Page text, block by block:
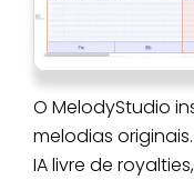
O MelodyStudio
melodias
IA livre de